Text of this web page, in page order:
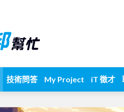
技術問答 My Project iT 徵才